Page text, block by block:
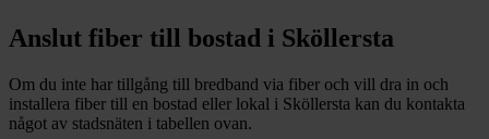
Anslut fiber till bostad i Sköllersta
Om du inte har tillgång till bredband via fiber och vill dra in och
installera fiber till en bostad eller lokal i Sköllersta kan du kontakta
något av stadsnäten i tabellen ovan.